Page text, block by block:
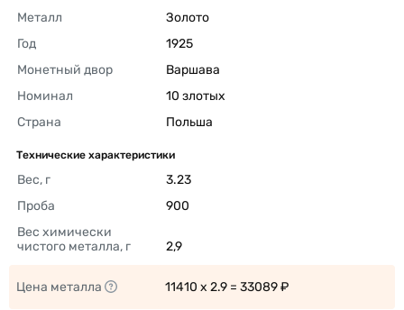
Металл
Золото
Год
1925
Монетный двор
Варшава
Номинал
10 злотых
Страна
Польша
Технические характеристики
Вес, г
3.23
Проба
900
Вес химически
чистого металла, г
2,9
Цена металла 11410 x 2.9 = 33089 ₽